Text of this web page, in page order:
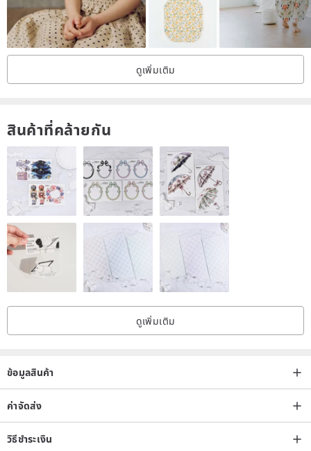
ดูเพิ่มเติม
สินค้าที่คล้ายกัน
ดูเพิ่มเติม
ข้อมูลสินค้า
ค่าจัดส่ง
วิธีชำระเงิน